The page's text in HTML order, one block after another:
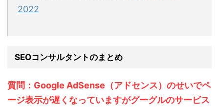
2022
SEOコンサルタントのまとめ
質問：Google AdSense（アドセンス）のせいでペ
ージ表示が遅くなっていますがグーグルのサービス